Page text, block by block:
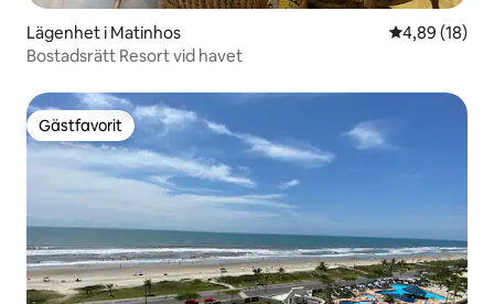
Lägenhet i Matinhos 4,89 av 5 i
4,89 (18)
Bostadsrätt Resort vid havet
Gästfavorit
Gästfavorit